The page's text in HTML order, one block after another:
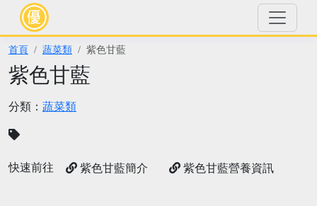
首頁 蔬菜類 紫色甘藍
紫色甘藍
分類： 蔬菜類
快速前往 紫色甘藍簡介 紫色甘藍營養資訊